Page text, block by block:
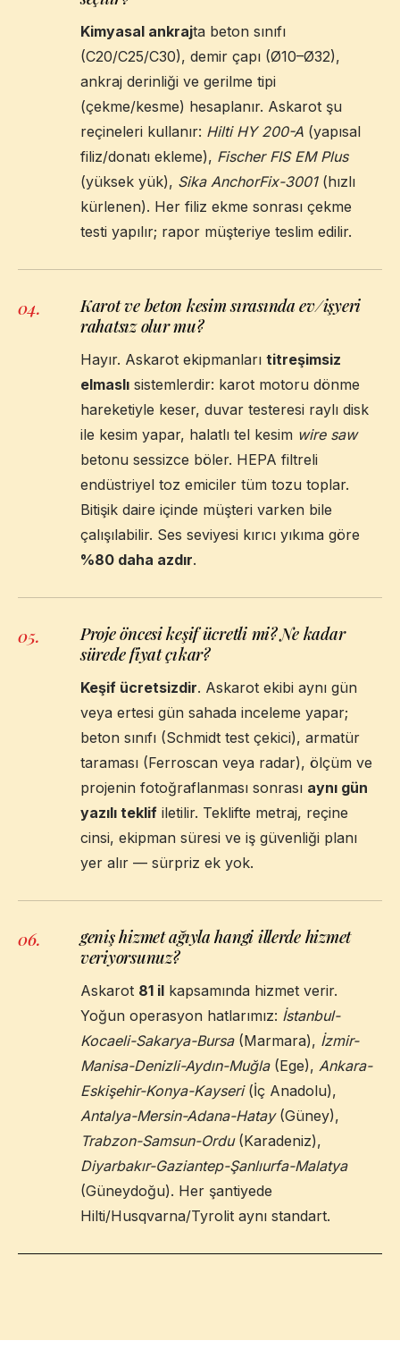
Kimyasal ankrajta beton sınıfı
(C20/C25/C30), demir çapı (Ø10–Ø32),
ankraj derinliği ve gerilme tipi
(çekme/kesme) hesaplanır. Askarot şu
reçineleri kullanır: Hilti HY 200-A (yapısal
filiz/donatı ekleme), Fischer FIS EM Plus
(yüksek yük), Sika AnchorFix-3001(hızlı
kürlenen). Her filiz ekme sonrası çekme
testi yapılır; rapor müşteriye teslim edilir.
04.
Karot ve beton kesim sırasında ev/işyeri
rahatsız olur mu?
Hayır. Askarot ekipmanları titreşimsiz
elmaslı sistemlerdir: karot motoru dönme
hareketiyle keser, duvar testeresi raylı disk
ile kesim yapar, halatlı tel kesim wire saw
betonu sessizce böler. HEPA filtreli
endüstriyel toz emiciler tüm tozu toplar.
Bitişik daire içinde müşteri varken bile
çalışılabilir. Ses seviyesi kırıcı yıkıma göre
%80 daha azdır.
05.
Proje öncesi keşif ücretli mi? Ne kadar
sürede fiyat çıkar?
Keşif ücretsizdir. Askarot ekibi aynı gün
veya ertesi gün sahada inceleme yapar;
beton sınıfı (Schmidt test çekici), armatür
taraması (Ferroscan veya radar), ölçüm ve
projenin fotoğraflanması sonrası aynı gün
yazılı teklif iletilir. Teklifte metraj, reçine
cinsi, ekipman süresi ve iş güvenliği planı
yer alır — sürpriz ek yok.
06.
geniş hizmet ağıyla hangi illerde hizmet
veriyorsunuz?
Askarot 81 il kapsamında hizmet verir.
Yoğun operasyon hatlarımız: İstanbul-
Kocaeli-Sakarya-Bursa(Marmara), İzmir-
Manisa-Denizli-Aydın-Muğla(Ege), Ankara-
Eskişehir-Konya-Kayseri(İç Anadolu),
Antalya-Mersin-Adana-Hatay(Güney),
Trabzon-Samsun-Ordu(Karadeniz),
Diyarbakır-Gaziantep-Şanlıurfa-Malatya
(Güneydoğu). Her şantiyede
Hilti/Husqvarna/Tyrolit aynı standart.